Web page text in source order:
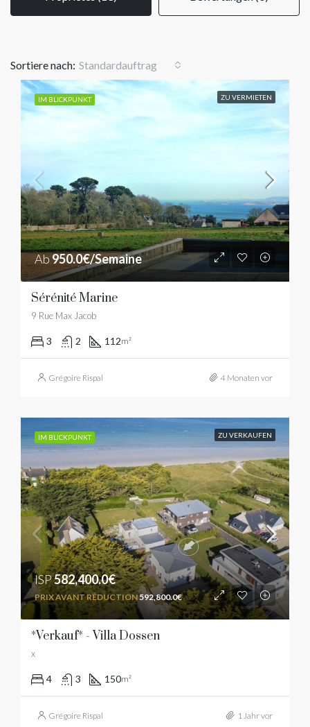
Sortiere nach: Standardauftrag
IM BLICKPUNKT ZU VERMIETEN
Ab950.0€/Semaine
Sérénité Marine
9 Rue Max Jacob
3 2 112m²
Grégoire Rispal 4 Monaten vor
IM BLICKPUNKT ZU VERKAUFEN
ISP582,400.0€
592,800.0€
*Verkauf* - Villa Dossen
x
4 3 150m²
Grégoire Rispal 1 Jahr vor